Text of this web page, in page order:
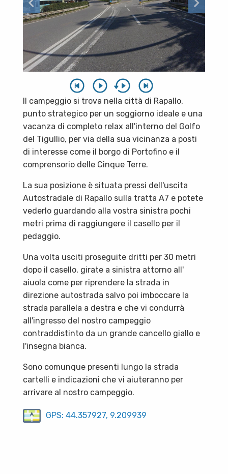
Il campeggio si trova nella città di Rapallo,
punto strategico per un soggiorno ideale e una
vacanza di completo relax all'interno del Golfo
del Tigullio, per via della sua vicinanza a posti
di interesse come il borgo di Portofino e il
comprensorio delle Cinque Terre.
La sua posizione è situata pressi dell'uscita
Autostradale di Rapallo sulla tratta A7 e potete
vederlo guardando alla vostra sinistra pochi
metri prima di raggiungere il casello per il
pedaggio.
Una volta usciti proseguite dritti per 30 metri
dopo il casello, girate a sinistra attorno all'
aiuola come per riprendere la strada in
direzione autostrada salvo poi imboccare la
strada parallela a destra e che vi condurrà
all'ingresso del nostro campeggio
contraddistinto da un grande cancello giallo e
l'insegna bianca.
Sono comunque presenti lungo la strada
cartelli e indicazioni che vi aiuteranno per
arrivare al nostro campeggio.
GPS: 44.357927, 9.209939